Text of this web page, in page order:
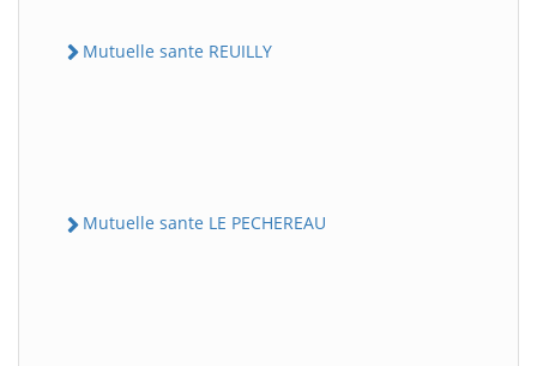
Mutuelle sante REUILLY
Mutuelle sante LE PECHEREAU